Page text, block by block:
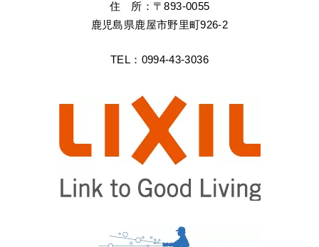
住 所：〒893-0055
鹿児島県鹿屋市野里町926-2
TEL：0994-43-3036